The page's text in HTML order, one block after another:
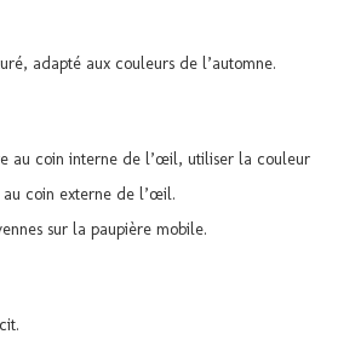
adapté aux couleurs de l’automne.
au coin interne de l’œil, utiliser la couleur
coin externe de l’œil.
sur la paupière mobile.